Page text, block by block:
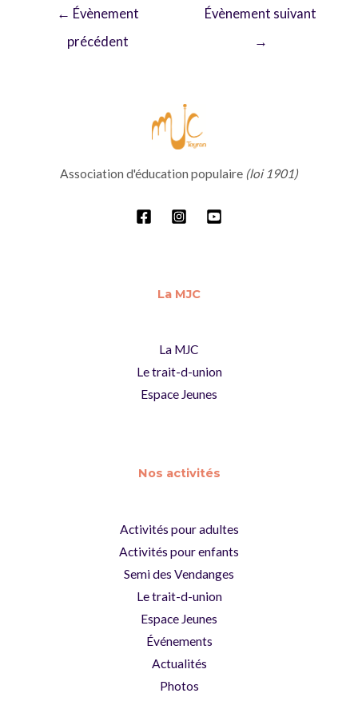
Navigation
← Évènement
précédent
Évènement suivant
→
Association d'éducation populaire (loi 1901)
La MJC
La MJC
Le trait-d-union
Espace Jeunes
Nos activités
Activités pour adultes
Activités pour enfants
Semi des Vendanges
Le trait-d-union
Espace Jeunes
Événements
Actualités
Photos